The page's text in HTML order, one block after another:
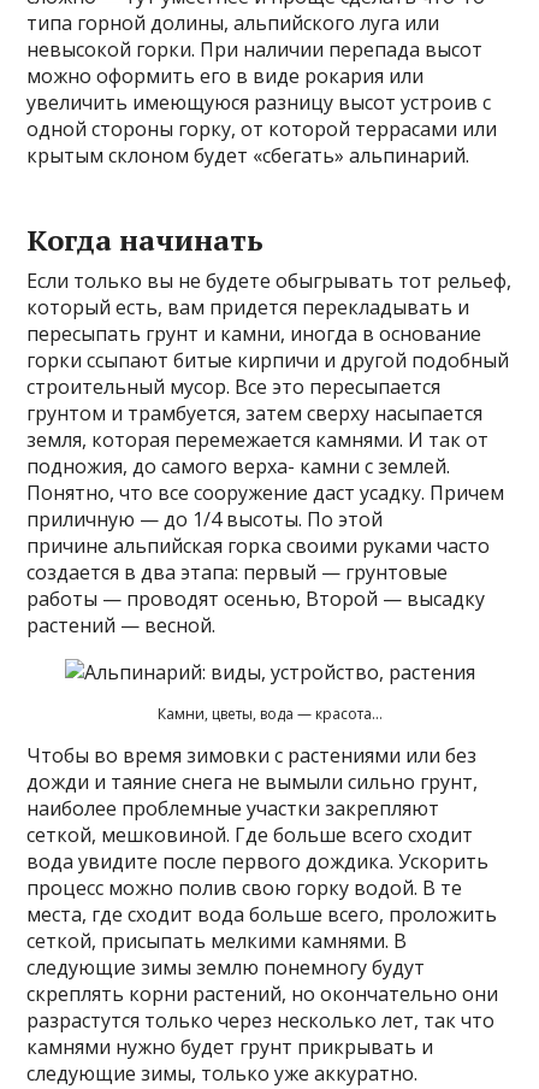
типа горной долины, альпийского луга или
невысокой горки. При наличии перепада высот
можно оформить его в виде рокария или
увеличить имеющуюся разницу высот устроив с
одной стороны горку, от которой террасами или
крытым склоном будет «сбегать» альпинарий.
Когда начинать
Если только вы не будете обыгрывать тот рельеф,
который есть, вам придется перекладывать и
пересыпать грунт и камни, иногда в основание
горки ссыпают битые кирпичи и другой подобный
строительный мусор. Все это пересыпается
грунтом и трамбуется, затем сверху насыпается
земля, которая перемежается камнями. И так от
подножия, до самого верха- камни с землей.
Понятно, что все сооружение даст усадку. Причем
приличную — до 1/4 высоты. По этой
причине альпийская горка своими руками часто
создается в два этапа: первый — грунтовые
работы — проводят осенью, Второй — высадку
растений — весной.
Камни, цветы, вода — красота…
Чтобы во время зимовки с растениями или без
дожди и таяние снега не вымыли сильно грунт,
наиболее проблемные участки закрепляют
сеткой, мешковиной. Где больше всего сходит
вода увидите после первого дождика. Ускорить
процесс можно полив свою горку водой. В те
места, где сходит вода больше всего, проложить
сеткой, присыпать мелкими камнями. В
следующие зимы землю понемногу будут
скреплять корни растений, но окончательно они
разрастутся только через несколько лет, так что
камнями нужно будет грунт прикрывать и
следующие зимы, только уже аккуратно.